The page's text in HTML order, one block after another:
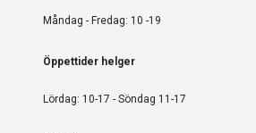
Måndag - Fredag: 10 -19
Öppettider helger
Lördag: 10-17 - Söndag 11-17